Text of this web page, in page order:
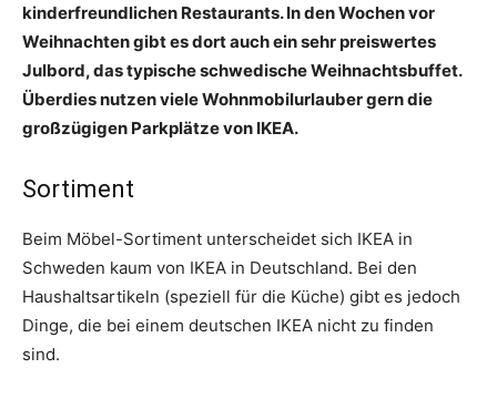
kinderfreundlichen Restaurants. In den Wochen vor
Weihnachten gibt es dort auch ein sehr preiswertes
Julbord, das typische schwedische Weihnachtsbuffet.
Überdies nutzen viele Wohnmobilurlauber gern die
großzügigen Parkplätze von IKEA.
Sortiment
Beim Möbel-Sortiment unterscheidet sich IKEA in
Schweden kaum von IKEA in Deutschland. Bei den
Haushaltsartikeln (speziell für die Küche) gibt es jedoch
Dinge, die bei einem deutschen IKEA nicht zu finden
sind.